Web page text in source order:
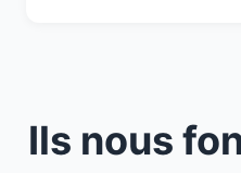
Ils nous